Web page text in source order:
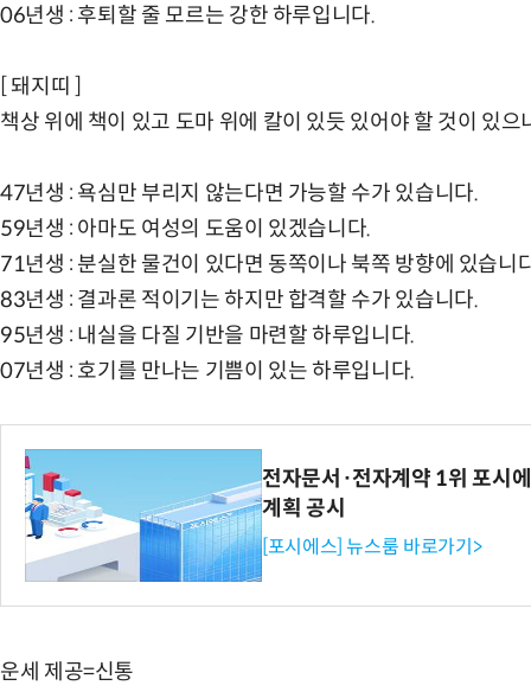
06년생 : 후퇴할 줄 모르는 강한 하루입니다.
[ 돼지띠 ]
책상 위에 책이 있고 도마 위에 칼이 있듯 있어야 할 것이 있
47년생 : 욕심만 부리지 않는다면 가능할 수가 있습니다.
59년생 : 아마도 여성의 도움이 있겠습니다.
71년생 : 분실한 물건이 있다면 동쪽이나 북쪽 방향에 있습니
83년생 : 결과론 적이기는 하지만 합격할 수가 있습니다.
95년생 : 내실을 다질 기반을 마련할 하루입니다.
07년생 : 호기를 만나는 기쁨이 있는 하루입니다.
전자문서·전자계약 1위 포시
계획 공시
[포시에스] 뉴스룸 바로가기>
운세 제공=신통